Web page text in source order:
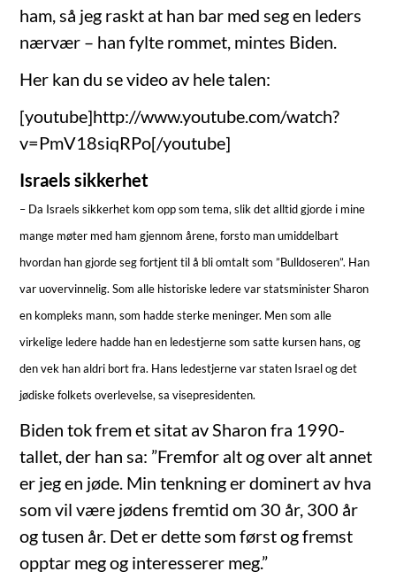
ham, så jeg raskt at han bar med seg en leders
nærvær – han fylte rommet, mintes Biden.
Her kan du se video av hele talen:
[youtube]http://www.youtube.com/watch?
v=PmV18siqRPo[/youtube]
Israels sikkerhet
– Da Israels sikkerhet kom opp som tema, slik det alltid gjorde i mine
mange møter med ham gjennom årene, forsto man umiddelbart
hvordan han gjorde seg fortjent til å bli omtalt som ”Bulldoseren”. Han
var uovervinnelig. Som alle historiske ledere var statsminister Sharon
en kompleks mann, som hadde sterke meninger. Men som alle
virkelige ledere hadde han en ledestjerne som satte kursen hans, og
den vek han aldri bort fra. Hans ledestjerne var staten Israel og det
jødiske folkets overlevelse, sa visepresidenten.
Biden tok frem et sitat av Sharon fra 1990-
tallet, der han sa: ”Fremfor alt og over alt annet
er jeg en jøde. Min tenkning er dominert av hva
som vil være jødens fremtid om 30 år, 300 år
og tusen år. Det er dette som først og fremst
opptar meg og interesserer meg.”